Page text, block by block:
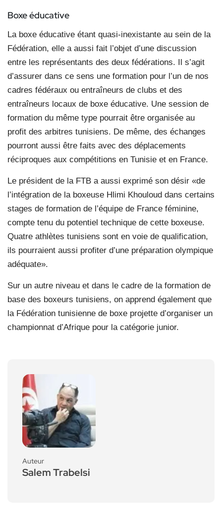
Boxe éducative
La boxe éducative étant quasi-inexistante au sein de la
Fédération, elle a aussi fait l’objet d’une discussion
entre les représentants des deux fédérations. Il s’agit
d’assurer dans ce sens une formation pour l’un de nos
cadres fédéraux ou entraîneurs de clubs et des
entraîneurs locaux de boxe éducative. Une session de
formation du même type pourrait être organisée au
profit des arbitres tunisiens. De même, des échanges
pourront aussi être faits avec des déplacements
réciproques aux compétitions en Tunisie et en France.
Le président de la FTB a aussi exprimé son désir «de
l’intégration de la boxeuse Hlimi Khouloud dans certains
stages de formation de l’équipe de France féminine,
compte tenu du potentiel technique de cette boxeuse.
Quatre athlètes tunisiens sont en voie de qualification,
ils pourraient aussi profiter d’une préparation olympique
adéquate».
Sur un autre niveau et dans le cadre de la formation de
base des boxeurs tunisiens, on apprend également que
la Fédération tunisienne de boxe projette d’organiser un
championnat d’Afrique pour la catégorie junior.
Auteur
Salem Trabelsi